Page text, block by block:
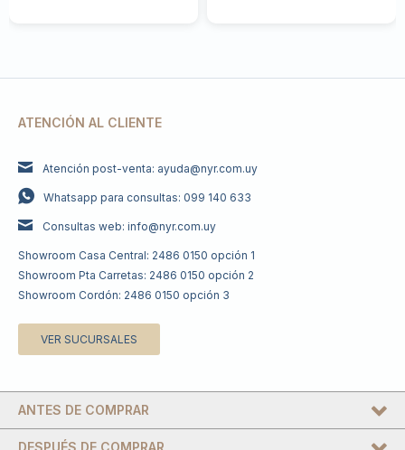
ATENCIÓN AL CLIENTE
Atención post-venta: ayuda@nyr.com.uy
Whatsapp para consultas: 099 140 633
Consultas web: info@nyr.com.uy
Showroom Casa Central: 2486 0150 opción 1
Showroom Pta Carretas: 2486 0150 opción 2
Showroom Cordón: 2486 0150 opción 3
VER SUCURSALES
DESPUÉS DE COMPRAR
ANTES DE COMPRAR